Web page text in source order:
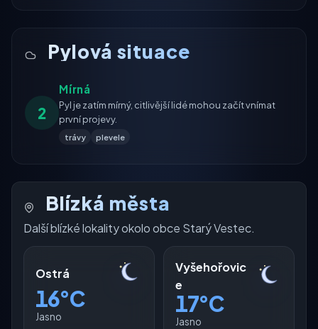
Pylová situace
2
Mírná
Pyl je zatím mírný, citlivější lidé mohou začít vnímat
první projevy.
trávy plevele
Blízká města
Další blízké lokality okolo obce Starý Vestec.
Ostrá
16°C
Jasno
Vyšehořovic
e
17°C
Jasno